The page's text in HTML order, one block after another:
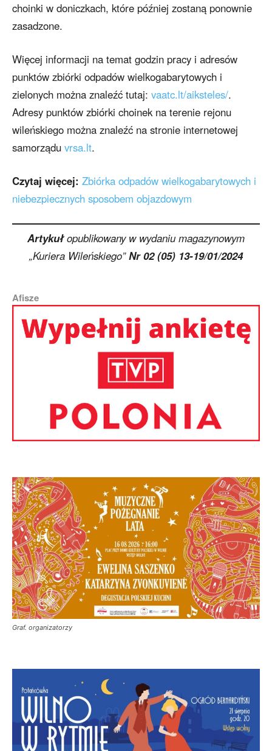
choinki w doniczkach, które później zostaną ponownie
zasadzone.
Więcej informacji na temat godzin pracy i adresów
punktów zbiórki odpadów wielkogabarytowych i
zielonych można znaleźć tutaj: vaatc.lt/aiksteles/.
Adresy punktów zbiórki choinek na terenie rejonu
wileńskiego można znaleźć na stronie internetowej
samorządu vrsa.lt.
Czytaj więcej: Zbiórka odpadów wielkogabarytowych i
niebezpiecznych sposobem objazdowym
Artykułopublikowany w wydaniu magazynowym
„Kuriera Wileńskiego”Nr 02 (05) 13-19/01/2024
Afisze
Graf. organizatorzy